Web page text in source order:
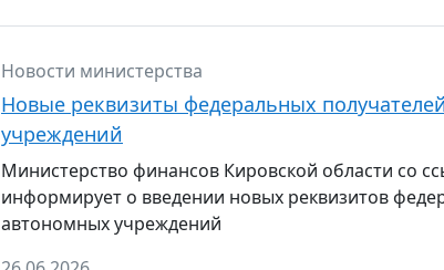
Новости министерства
Новые реквизиты федеральных
учреждений
Министерство финансов Кировской области со
информирует о введении новых реквизитов
автономных учреждений